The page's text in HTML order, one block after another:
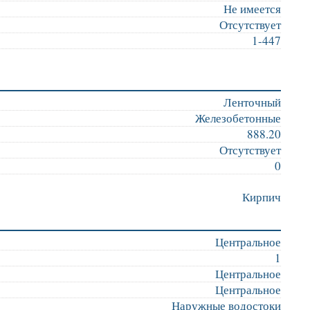
Не имеется
Отсутствует
1-447
Ленточный
Железобетонные
888.20
Отсутствует
0
Кирпич
Центральное
1
Центральное
Центральное
Наружные водостоки